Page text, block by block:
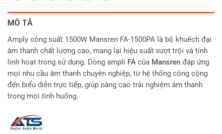
MÔ TẢ
Amply công suất 1500W Mansren FA-1500PA là bộ khuếch đại
âm thanh chất lượng cao, mang lại hiệu suất vượt trội và tính
linh hoạt trong sử dụng. Dòng ampli FA của Mansren đáp ứng
mọi nhu cầu âm thanh chuyên nghiệp, từ hệ thống công cộng
đến biểu diễn trực tiếp, giúp nâng cao trải nghiệm âm thanh
trong mọi tình huống.